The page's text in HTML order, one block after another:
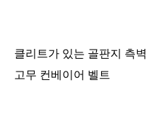
클리트가 있는 골판지 측벽
고무 컨베이어 벨트